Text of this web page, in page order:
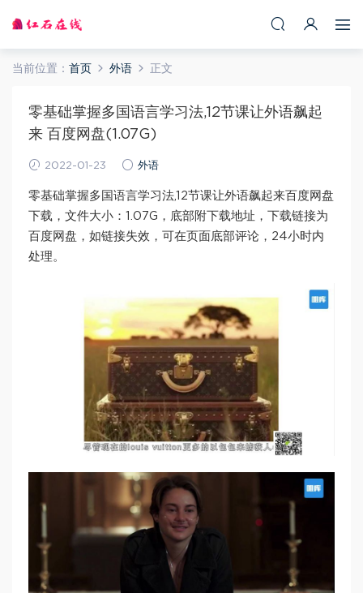
当前位置： 首页 外语 正文
零基础掌握多国语言学习法,12节课让外语飙起
来 百度网盘(1.07G)
2022-01-23 外语
零基础掌握多国语言学习法,12节课让外语飙起来百度网盘
下载，文件大小：1.07G，底部附下载地址，下载链接为
百度网盘，如链接失效，可在页面底部评论，24小时内
处理。